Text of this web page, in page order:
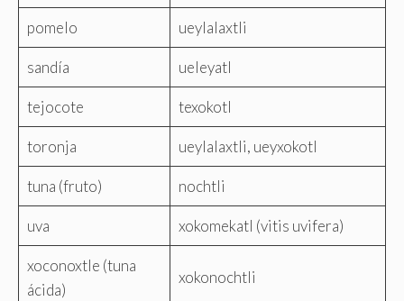
pomelo ueylalaxtli
sandía ueleyatl
tejocote texokotl
toronja ueylalaxtli, ueyxokotl
tuna (fruto) nochtli
uva xokomekatl (vitis uvifera)
xoconoxtle (tuna
ácida)
xokonochtli